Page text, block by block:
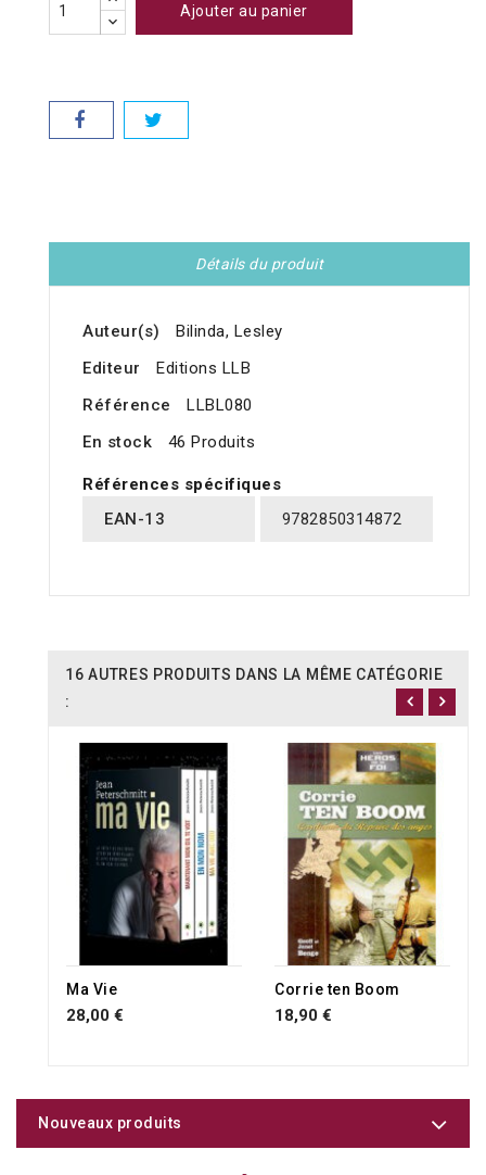
Ajouter au panier
Détails du produit
Auteur(s)
Bilinda, Lesley
Editeur
Editions LLB
Référence
LLBL080
En stock
46 Produits
Références spécifiques
EAN-13
9782850314872
16 AUTRES PRODUITS DANS LA MÊME CATÉGORIE
:
Ma Vie
28,00 €
Corrie ten Boom
18,90 €
Nouveaux produits